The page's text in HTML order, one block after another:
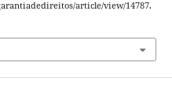
article/view/14787.